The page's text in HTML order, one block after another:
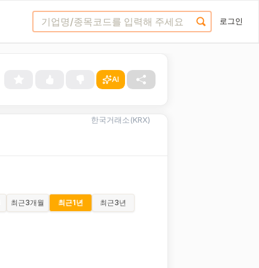
로그인
AI
한국거래소(KRX)
최근3개월 최근1년 최근3년